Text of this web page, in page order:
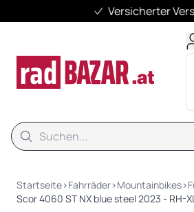
Versicherter
Suche
Startseite›Fahrräder›Mountainbikes›
Scor 4060 ST NX blue steel 2023 - RH-